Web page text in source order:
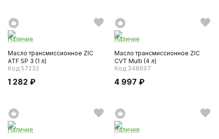
Наличие
Масло трансмиссионное ZIC
ATF SP 3 (1 л)
Код 57232
1 282 ₽
Наличие
Масло трансмиссионное ZIC
CVT Multi (4 л)
Код 348697
4 997 ₽
Наличие
Наличие